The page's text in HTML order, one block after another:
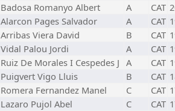
Badosa Romanyo Albert A CAT
Alarcon Pages Salvador A CAT
Arribas Viera David B CAT
Vidal Palou Jordi A CAT
Ruiz De Morales I Cespedes J A CAT
Puigvert Vigo Lluis B CAT
Romera Fernandez Manel C CAT
Lazaro Pujol Abel C CAT